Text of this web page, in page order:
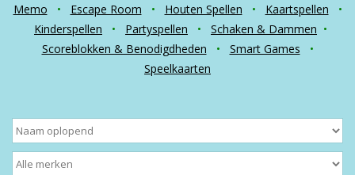
Creatief
Back to School
Puzzels & Spellen
Memo
• Escape Room • Houten Spellen • Kaartspellen
•
Kinderspellen
• Partyspellen • Schaken & Dammen •
Scoreblokken & Benodigdheden
• Smart Games
•
Speelkaarten